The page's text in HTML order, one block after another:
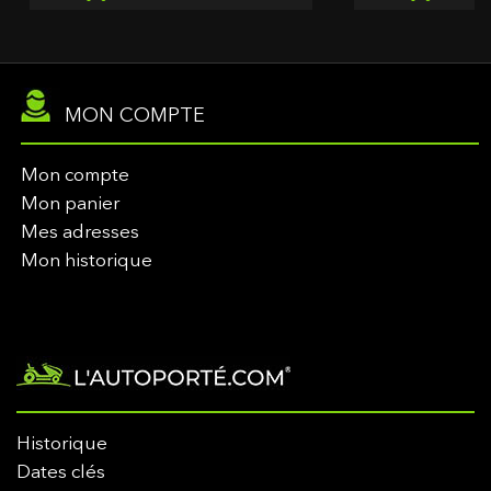
MON COMPTE
Mon compte
Mon panier
Mes adresses
Mon historique
Historique
Dates clés